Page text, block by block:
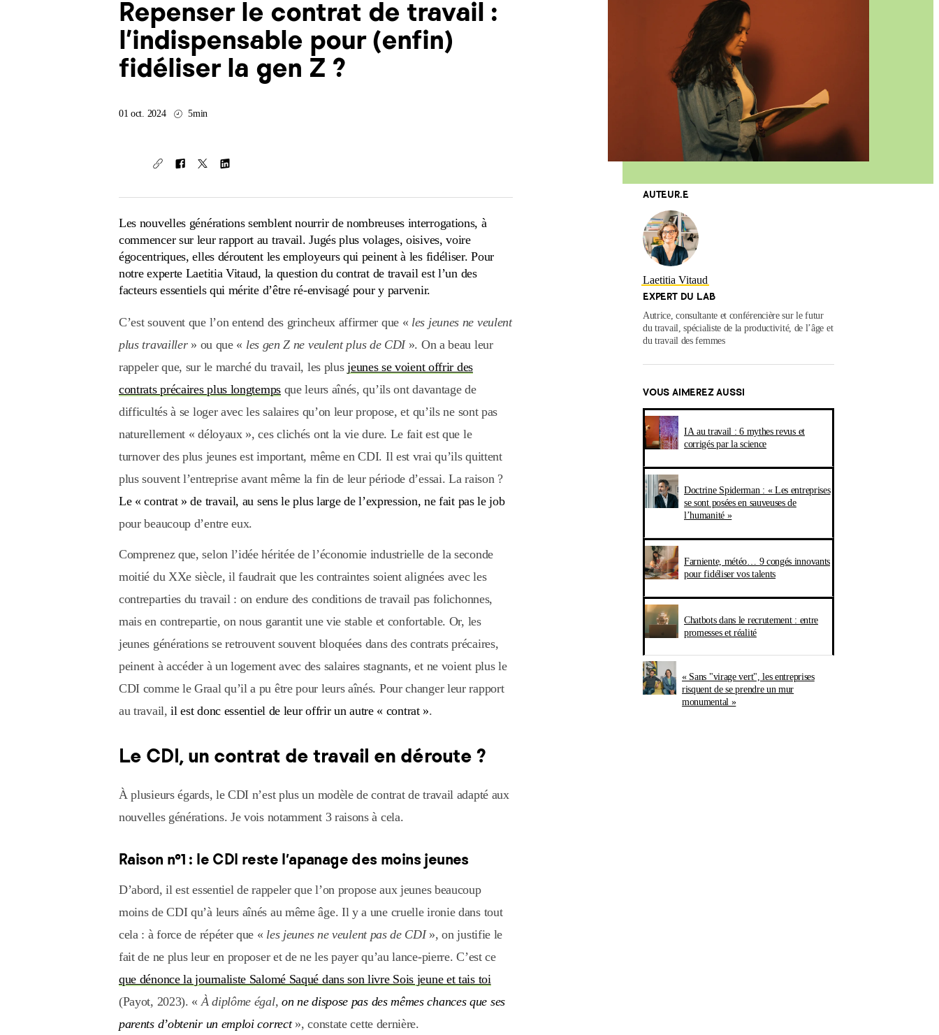
Repenser le contrat de travail :
l’indispensable pour (enfin)
fidéliser la gen Z ?
01 oct. 2024 5min
Les nouvelles générations semblent nourrir de nombreuses interrogations, à
commencer sur leur rapport au travail. Jugés plus volages, oisives, voire
égocentriques, elles déroutent les employeurs qui peinent à les fidéliser. Pour
notre experte Laetitia Vitaud, la question du contrat de travail est l’un des
facteurs essentiels qui mérite d’être ré-envisagé pour y parvenir.
C’est souvent que l’on entend des grincheux affirmer que « les jeunes ne veulent
plus travailler» ou que « les gen Z ne veulent plus de CDI». On a beau leur
rappeler que, sur le marché du travail, les plusjeunes se voient offrir des
contrats précaires plus longtempsque leurs aînés, qu’ils ont davantage de
difficultés à se loger avec les salaires qu’on leur propose, et qu’ils ne sont pas
naturellement « déloyaux », ces clichés ont la vie dure. Le fait est que le
turnover des plus jeunes est important, même en CDI. Il est vrai qu’ils quittent
plus souvent l’entreprise avant même la fin de leur période d’essai. La raison ?
Le « contrat » de travail, au sens le plus large de l’expression, ne fait pas le job
pour beaucoup d’entre eux.
Comprenez que, selon l’idée héritée de l’économie industrielle de la seconde
moitié du XXe siècle, il faudrait que les contraintes soient alignées avec les
contreparties du travail : on endure des conditions de travail pas folichonnes,
mais en contrepartie, on nous garantit une vie stable et confortable. Or, les
jeunes générations se retrouvent souvent bloquées dans des contrats précaires,
peinent à accéder à un logement avec des salaires stagnants, et ne voient plus le
CDI comme le Graal qu’il a pu être pour leurs aînés. Pour changer leur rapport
au travail,il est donc essentiel de leur offrir un autre « contrat ».
Le CDI, un contrat de travail en déroute ?
À plusieurs égards, le CDI n’est plus un modèle de contrat de travail adapté aux
nouvelles générations. Je vois notamment 3 raisons à cela.
Raison n°1 : le CDI reste l’apanage des moins jeunes
D’abord, il est essentiel de rappeler que l’on propose aux jeunes beaucoup
moins de CDI qu’à leurs aînés au même âge. Il y a une cruelle ironie dans tout
cela : à force de répéter que « les jeunes ne veulent pas de CDI», on justifie le
fait de ne plus leur en proposer et de ne les payer qu’au lance-pierre. C’est ce
que dénonce la journaliste Salomé Saqué dans son livre Sois jeune et tais toi
(Payot, 2023). «À diplôme égal, on ne dispose pas des mêmes chances que ses
parents d’obtenir un emploi correct», constate cette dernière.
AUTEUR.E
Laetitia Vitaud
EXPERT DU LAB
Autrice, consultante et conférencière sur le futur
du travail, spécialiste de la productivité, de l’âge et
du travail des femmes
VOUS AIMEREZ AUSSI
IA au travail : 6 mythes revus et
corrigés par la science
Doctrine Spiderman : « Les entreprises
se sont posées en sauveuses de
l’humanité »
Farniente, météo… 9 congés innovants
pour fidéliser vos talents
Chatbots dans le recrutement : entre
promesses et réalité
« Sans "virage vert", les entreprises
risquent de se prendre un mur
monumental »